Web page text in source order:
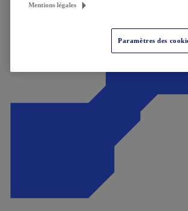
Mentions légales
Paramètres des